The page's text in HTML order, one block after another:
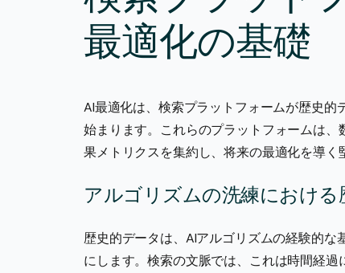
最適化の基礎
AI最適化は、検索プラットフォームが歴史
始まります。これらのプラットフォームは
果メトリクスを集約し、将来の最適化を導く
アルゴリズムの洗練における
歴史的データは、AIアルゴリズムの経験的
にします。検索の文脈では、これは時間経